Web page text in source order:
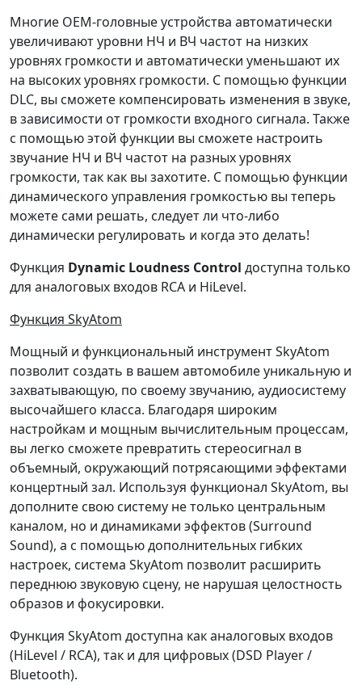
Многие OEM-головные устройства автоматически
увеличивают уровни НЧ и ВЧ частот на низких
уровнях громкости и автоматически уменьшают их
на высоких уровнях громкости. С помощью функции
DLC, вы сможете компенсировать изменения в звуке,
в зависимости от громкости входного сигнала. Также
с помощью этой функции вы сможете настроить
звучание НЧ и ВЧ частот на разных уровнях
громкости, так как вы захотите. С помощью функции
динамического управления громкостью вы теперь
можете сами решать, следует ли что-либо
динамически регулировать и когда это делать!
Функция Dynamic Loudness Control доступна только
для аналоговых входов RCA и HiLevel.
Функция SkyAtom
Мощный и функциональный инструмент SkyAtom
позволит создать в вашем автомобиле уникальную и
захватывающую, по своему звучанию, аудиосистему
высочайшего класса. Благодаря широким
настройкам и мощным вычислительным процессам,
вы легко сможете превратить стереосигнал в
объемный, окружающий потрясающими эффектами
концертный зал. Используя функционал SkyAtom, вы
дополните свою систему не только центральным
каналом, но и динамиками эффектов (Surround
Sound), а с помощью дополнительных гибких
настроек, система SkyAtom позволит расширить
переднюю звуковую сцену, не нарушая целостность
образов и фокусировки.
Функция SkyAtom доступна как аналоговых входов
(HiLevel / RCA), так и для цифровых (DSD Player /
Bluetooth).